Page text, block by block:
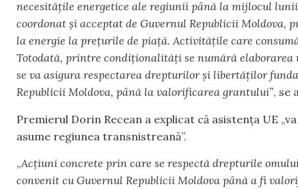
necesitățile energetice ale regiunii până la mijlocul
coordonat și acceptat de Guvernul Republicii
la energie la prețurile de piață. Activitățile care
Totodată, printre condiționalități se numără
se va asigura respectarea drepturilor și libertăților
Republicii Moldova, până la valorificarea grantului”, se
Premierul Dorin Recean a explicat că asistența UE
asume regiunea transnistreană”.
„Acțiuni concrete prin care se respectă drepturile
convenit cu Guvernul Republicii Moldova până a fi